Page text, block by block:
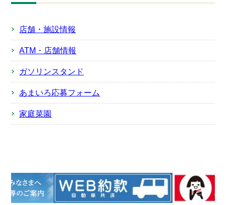
店舗・施設情報
ATM・店舗情報
ガソリンスタンド
あまいろ応募フォーム
家庭菜園